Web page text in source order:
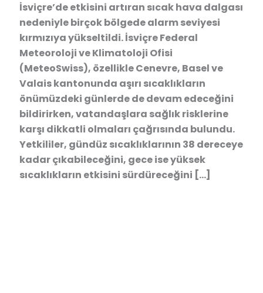
İsviçre’de etkisini artıran sıcak hava dalgası
nedeniyle birçok bölgede alarm seviyesi
kırmızıya yükseltildi. İsviçre Federal
Meteoroloji ve Klimatoloji Ofisi
(MeteoSwiss), özellikle Cenevre, Basel ve
Valais kantonunda aşırı sıcaklıkların
önümüzdeki günlerde de devam edeceğini
bildirirken, vatandaşlara sağlık risklerine
karşı dikkatli olmaları çağrısında bulundu.
Yetkililer, gündüz sıcaklıklarının 38 dereceye
kadar çıkabileceğini, gece ise yüksek
sıcaklıkların etkisini sürdüreceğini […]